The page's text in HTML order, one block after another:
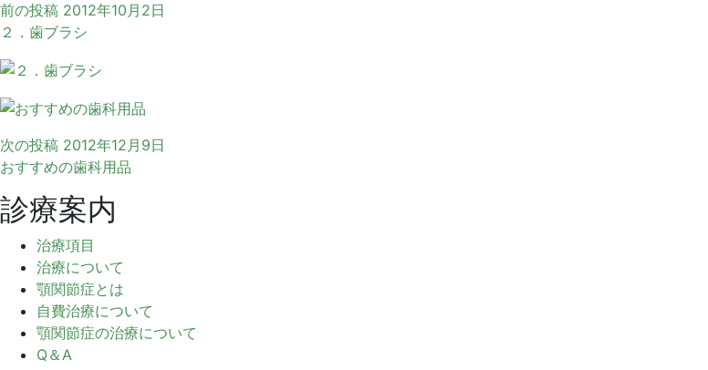
前の投稿 2012年10月2日
２．歯ブラシ
次の投稿 2012年12月9日
おすすめの歯科用品
診療案内
治療項目
治療について
顎関節症とは
自費治療について
顎関節症の治療について
Q＆A